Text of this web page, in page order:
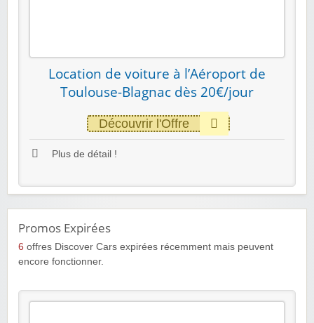
Location de voiture à l’Aéroport de
Toulouse-Blagnac dès 20€/jour
Découvrir l'Offre
Plus de détail !
Promos Expirées
6 offres Discover Cars expirées récemment mais peuvent
encore fonctionner.